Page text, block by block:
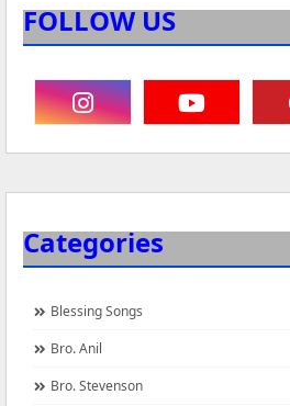
FOLLOW US
Categories
Blessing Songs
Bro. Anil
Bro. Stevenson